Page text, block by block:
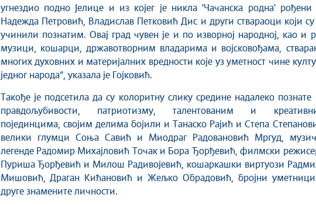
угнездио подно Јелице и из којег је никла 'Чачанска родна' рођени
Надежда Петровић, Владислав Петковић Дис и други ствараоци који су
учинили познатим. Овај град чувен је и по изворној народној, као и
музици, кошарци, државотворним владарима и војсковођама,
многих духовних и материјалних вредности које уз уметност чине
једног народа“, указала је Гојковић.
Такође је подсетила да су колоритну слику средине надалеко познате
правдољубивости, патриотизму, талентованим и
појединцима, својим делима бојили и Танаско Рајић и Степа
велики глумци Соња Савић и Миодраг Радовановић Мргуд,
легенде Радомир Михајловић Точак и Бора Ђорђевић, филмски
Пуриша Ђорђевић и Милош Радивојевић, кошаркашки виртуози
Мишовић, Драган Кићановић и Жељко Обрадовић, бројни
друге знамените личности.